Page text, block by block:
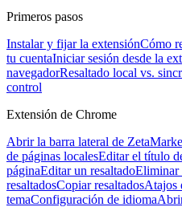
Primeros pasos
Instalar y fijar la extensiónCómo
tu cuentaIniciar sesión desde la
navegadorResaltado local vs.
control
Extensión de Chrome
Abrir la barra lateral de
de páginas localesEditar el título
páginaEditar un resaltadoEliminar
resaltadosCopiar resaltadosAtajos
temaConfiguración de idioma